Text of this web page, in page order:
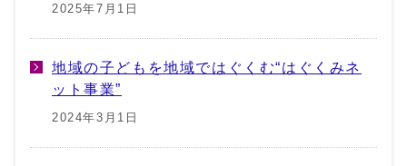
2025年7月1日
地域の子どもを地域ではぐくむ“はぐくみネ
ット事業”
2024年3月1日